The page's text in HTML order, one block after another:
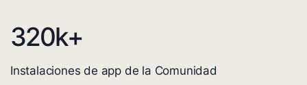
320k+
Instalaciones de app de la Comunidad